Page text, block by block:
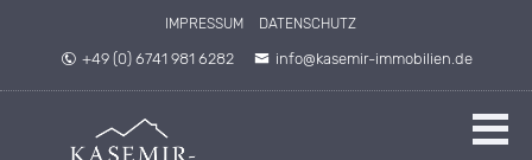
IMPRESSUM DATENSCHUTZ
+49 (0) 6741 981 6282 info@kasemir-immobilien.de